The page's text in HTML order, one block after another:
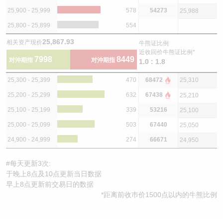
25,900 - 25,999 578 54273 25,988
25,800 - 25,899 554
相关资产现价25,867.93
对沖期指 7998 对沖期指 8449
牛熊证比例
近收回价牛熊证比例*
1.0 : 1.8
25,300 - 25,399 470 68472 25,310
25,200 - 25,299 632 67438 25,210
25,100 - 25,199 339 53216 25,100
25,000 - 25,099 503 67440 25,050
24,900 - 24,999 274 66671 24,950
#每天更新3次:
于晚上8点及10点更新当日数据
早上8点更新前交易日的数据
*距离前收巿价1500点以内的牛熊比例